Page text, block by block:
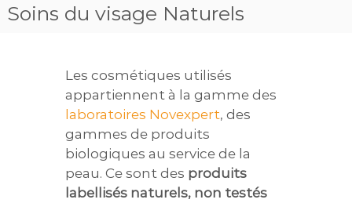
nSoins du visage Naturels
Les cosmétiques utilisés
appartiennent à la gamme des
laboratoires Novexpert, des
gammes de produits
biologiques au service de la
peau. Ce sont des produits
labellisés naturels, non testés